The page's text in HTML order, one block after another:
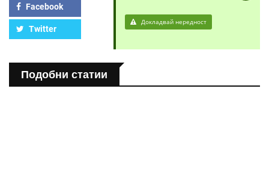
Facebook
Twitter
Докладвай нередност
Подобни статии